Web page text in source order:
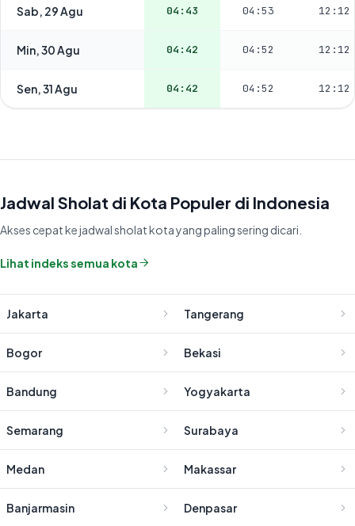
Sab, 29 Agu 04:43 04:53 12:12
Min, 30 Agu 04:42 04:52 12:12
Sen, 31 Agu 04:42 04:52 12:12
Jadwal Sholat di Kota Populer di Indonesia
Akses cepat ke jadwal sholat kota yang paling sering dicari.
Lihat indeks semua kota
Jakarta Tangerang
Bogor Bekasi
Bandung Yogyakarta
Semarang Surabaya
Medan Makassar
Banjarmasin Denpasar